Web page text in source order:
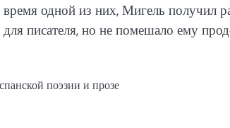
одной из них, Мигель получил
писателя, но не помешало ему
поэзии и прозе